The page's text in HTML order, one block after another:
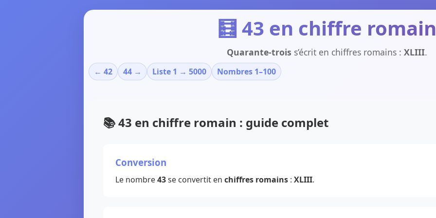
🧮 43 en chiffre romain
Quarante-trois s’écrit en chiffres romains : XLIII.
← 42 44 → Liste 1 → 5000 Nombres 1–100
📚 43 en chiffre romain : guide complet
Conversion
Le nombre43se convertit en chiffres romains : XLIII.